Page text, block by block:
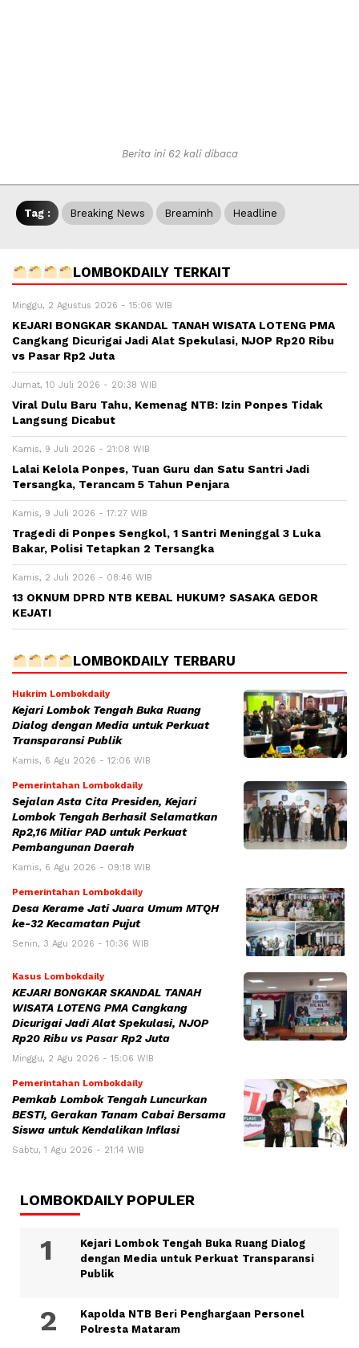
Berita ini 62 kali dibaca
Tag : Breaking News Breaminh Headline
LOMBOKDAILY TERKAIT
Minggu, 2 Agustus 2026 - 15:06 WIB
KEJARI BONGKAR SKANDAL TANAH WISATA LOTENG PMA
Cangkang Dicurigai Jadi Alat Spekulasi, NJOP Rp20 Ribu
vs Pasar Rp2 Juta
Jumat, 10 Juli 2026 - 20:38 WIB
Viral Dulu Baru Tahu, Kemenag NTB: Izin Ponpes Tidak
Langsung Dicabut
Kamis, 9 Juli 2026 - 21:08 WIB
Lalai Kelola Ponpes, Tuan Guru dan Satu Santri Jadi
Tersangka, Terancam 5 Tahun Penjara
Kamis, 9 Juli 2026 - 17:27 WIB
Tragedi di Ponpes Sengkol, 1 Santri Meninggal 3 Luka
Bakar, Polisi Tetapkan 2 Tersangka
Kamis, 2 Juli 2026 - 08:46 WIB
13 OKNUM DPRD NTB KEBAL HUKUM? SASAKA GEDOR
KEJATI
LOMBOKDAILY TERBARU
Hukrim Lombokdaily
Kejari Lombok Tengah Buka Ruang
Dialog dengan Media untuk Perkuat
Transparansi Publik
Kamis, 6 Agu 2026 - 12:06 WIB
Pemerintahan Lombokdaily
Sejalan Asta Cita Presiden, Kejari
Lombok Tengah Berhasil Selamatkan
Rp2,16 Miliar PAD untuk Perkuat
Pembangunan Daerah
Kamis, 6 Agu 2026 - 09:18 WIB
Pemerintahan Lombokdaily
Desa Kerame Jati Juara Umum MTQH
ke-32 Kecamatan Pujut
Senin, 3 Agu 2026 - 10:36 WIB
Kasus Lombokdaily
KEJARI BONGKAR SKANDAL TANAH
WISATA LOTENG PMA Cangkang
Dicurigai Jadi Alat Spekulasi, NJOP
Rp20 Ribu vs Pasar Rp2 Juta
Minggu, 2 Agu 2026 - 15:06 WIB
Pemerintahan Lombokdaily
Pemkab Lombok Tengah Luncurkan
BESTI, Gerakan Tanam Cabai Bersama
Siswa untuk Kendalikan Inflasi
Sabtu, 1 Agu 2026 - 21:14 WIB
LOMBOKDAILY POPULER
Kejari Lombok Tengah Buka Ruang Dialog
dengan Media untuk Perkuat Transparansi
Publik
Kapolda NTB Beri Penghargaan Personel
Polresta Mataram